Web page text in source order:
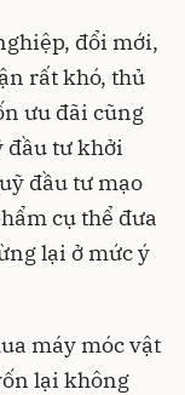
đổi mới,
rất khó, thủ
ưu đãi cũng
đầu tư khởi
đầu tư mạo
cụ thể đưa
lại ở mức ý
máy móc vật
lại không